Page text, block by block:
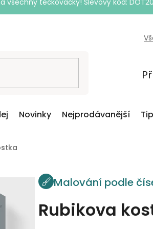
všechny tečkovačky! Slevový kód:
Novinky Nejprodávanější
Malování podle
Rubikova